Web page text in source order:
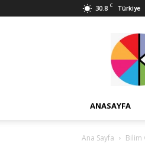
30.8 C Türkiye
ANASAYFA
Ana Sayfa Bilim